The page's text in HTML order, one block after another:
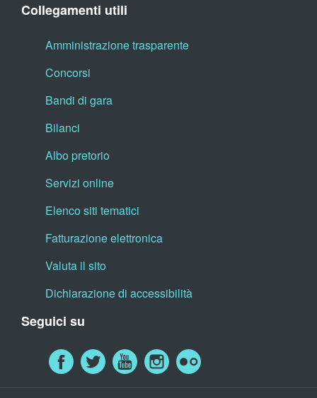
Collegamenti utili
Amministrazione trasparente
Concorsi
Bandi di gara
Bilanci
Albo pretorio
Servizi online
Elenco siti tematici
Fatturazione elettronica
Valuta il sito
Dichiarazione di accessibilità
Seguici su